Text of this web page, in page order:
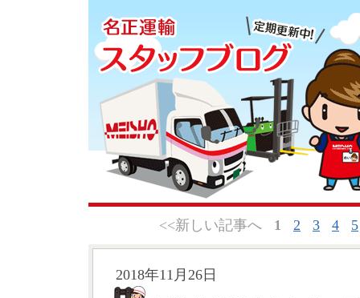
<<新しい記事へ 1 2 3 4 5
2018年11月26日